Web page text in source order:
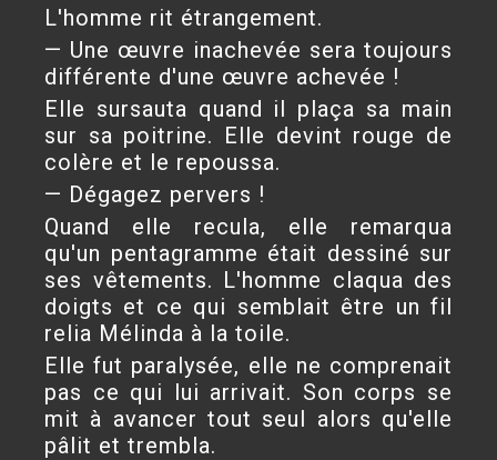
L'homme rit étrangement.
— Une œuvre inachevée sera toujours
différente d'une œuvre achevée !
Elle sursauta quand il plaça sa main
sur sa poitrine. Elle devint rouge de
colère et le repoussa.
— Dégagez pervers !
Quand elle recula, elle remarqua
qu'un pentagramme était dessiné sur
ses vêtements. L'homme claqua des
doigts et ce qui semblait être un fil
relia Mélinda à la toile.
Elle fut paralysée, elle ne comprenait
pas ce qui lui arrivait. Son corps se
mit à avancer tout seul alors qu'elle
pâlit et trembla.